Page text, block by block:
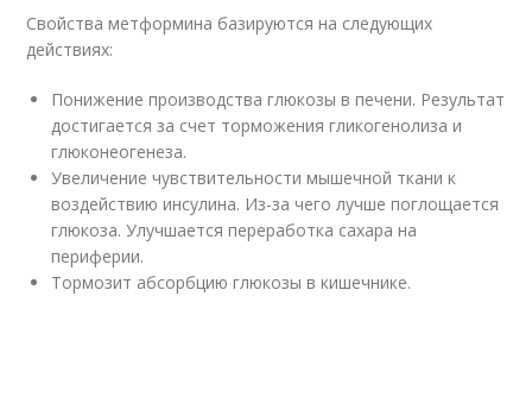
Свойства метформина базируются на следующих
действиях:
Понижение производства глюкозы в печени. Результат
достигается за счет торможения гликогенолиза и
глюконеогенеза.
Увеличение чувствительности мышечной ткани к
воздействию инсулина. Из-за чего лучше поглощается
глюкоза. Улучшается переработка сахара на
периферии.
Тормозит абсорбцию глюкозы в кишечнике.